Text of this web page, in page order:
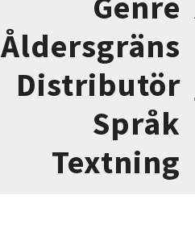
Åldersgräns
Distributör
Språk
Textning